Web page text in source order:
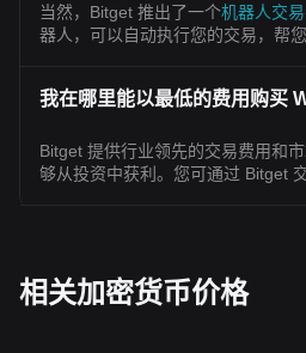
当然，Bitget 推出了一个机器人交
器人，可以自动执行您的交易，帮您
我在哪里能以最低的费用购买
Bitget 提供行业领先的交易费用和
够从投资中获利。您可通过 Bitget
相关加密货币价格